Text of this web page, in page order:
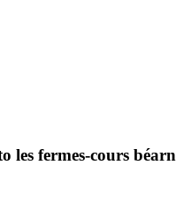
les fermes-cours